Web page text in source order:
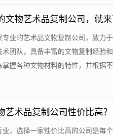
文物艺术品复制公司，就
专业的艺术品文物复制公司，致力
团队，具备丰富的文物复制经验
握各种文物材料的特性，并根据
艺术品复制公司性价比高？
业，选择一家性价比高的公司是每